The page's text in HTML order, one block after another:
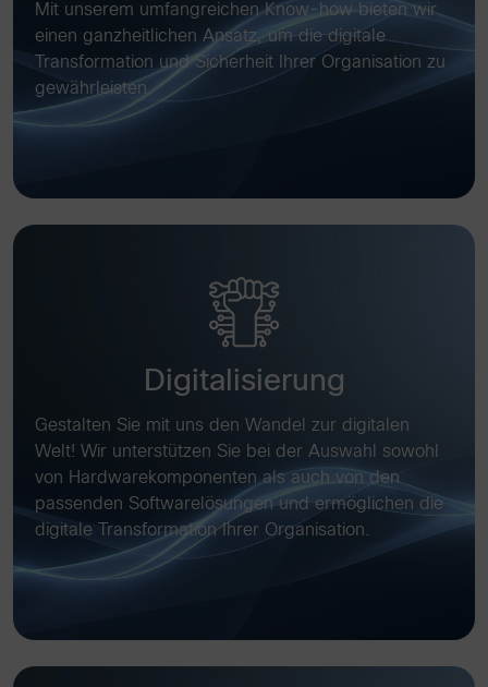
Mit unserem umfangreichen Know-how bieten wir
einen ganzheitlichen Ansatz, um die digitale
Transformation und Sicherheit Ihrer Organisation zu
gewährleisten.
Digitalisierung
Gestalten Sie mit uns den Wandel zur digitalen
Welt! Wir unterstützen Sie bei der Auswahl sowohl
von Hardwarekomponenten als auch von den
passenden Softwarelösungen und ermöglichen die
digitale Transformation Ihrer Organisation.